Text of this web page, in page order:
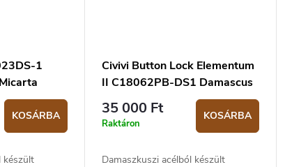
1
KOSÁRBA
készült
Civivi Button Lock Elementum
II C18062PB-DS1 Damascus
Carbon Fiber/G10
35 000 Ft
Raktáron
KOSÁRBA
Damaszkuszi acélból készült